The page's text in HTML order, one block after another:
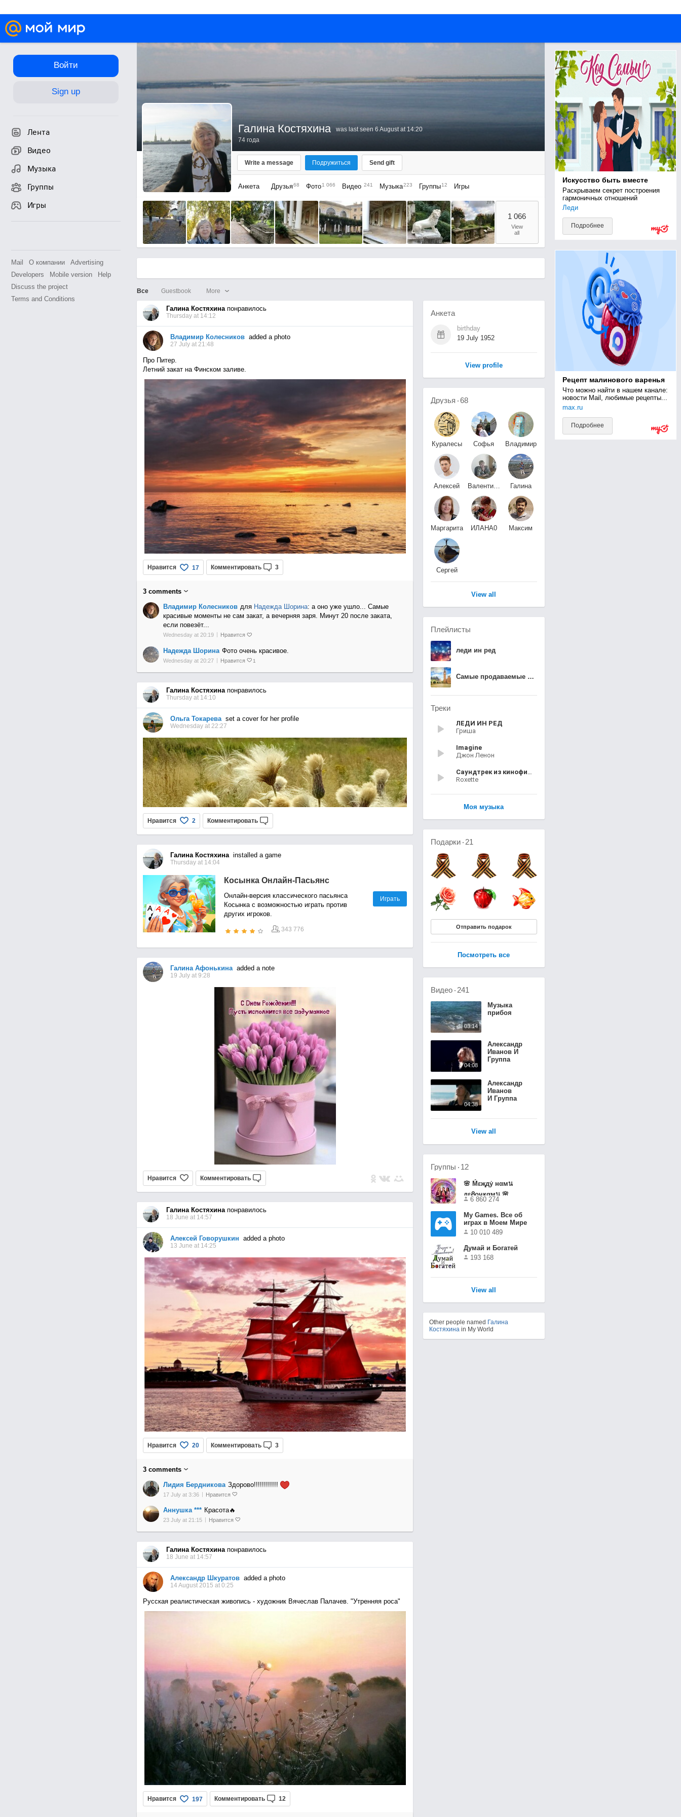
Войти
Sign up
Лента
Видео
Музыка
Группы
Игры
Mail О компании
Advertising
Developers
Mobile version
Help
Discuss the project
Terms and Conditions
Галина Костяхина
was last seen 6 August at 14:20
74 года
Write a message Подружиться Send gift
Анкета Друзья68 Фото 1 066 Видео 241 Музыка223 Группы 12 Игры
1 066
View
all
Все Guestbook More
Галина Костяхинапонравилось
Thursday at 14:12
Владимир Колесниковadded a photo
27 July at 21:48
Про Питер.
Летний закат на Финском заливе.
Нравится 17 Комментировать 3
3comments
Владимир Колесников для Надежда Шорина: а оно уже ушло... Самые
красивые моменты не сам закат, а вечерняя заря. Минут 20 после заката,
если повезёт...
Wednesday at 20:19 Нравится
Надежда Шорина Фото очень красивое.
Wednesday at 20:27 Нравится 1
Галина Костяхинапонравилось
Thursday at 14:10
Ольга Токареваset a cover for her profile
Wednesday at 22:27
Нравится 2 Комментировать
Галина Костяхинаinstalled a game
Thursday at 14:04
Косынка Онлайн-Пасьянс
Онлайн-версия классического пасьянса
Косынка с возможностью играть против
других игроков.
343 776
Играть
Галина Афонькинаadded a note
19 July at 9:28
Нравится Комментировать
Галина Костяхинапонравилось
18 June at 14:57
Алексей Говорушкин added a photo
13 June at 14:25
Нравится 20 Комментировать 3
3comments
Лидия Бердникова Здорово!!!!!!!!!!!!
17 July at 3:36 Нравится
Аннушка *** Красота🔥
23 July at 21:15 Нравится
Галина Костяхинапонравилось
18 June at 14:57
Александр Шкуратовadded a photo
14 August 2015 at 0:25
Русская реалистическая живопись - художник Вячеслав Палачев. "Утренняя роса"
Нравится 197 Комментировать 12
Анкета
birthday
19 July 1952
View profile
Искусство быть вместе
Раскрываем секрет построения
гармоничных отношений
Леди
Подробнее
Рецепт малинового варенья
Что можно найти в нашем канале:
новости Mail, любимые рецепты...
max.ru
Подробнее
Друзья 68
Куралесы
Софья
Владимир
Алексей
Валентина
Галина
Маргарита
ИЛАНА0
Максим
Cергей
View all
Плейлисты
леди ин ред
Самые продаваемые синглы в Британии
Треки
ЛЕДИ ИН РЕД
Гриша
Imagine
Джон Ленон
Саундтрек из кинофильма "Красотка"
Roxette
Моя музыка
Подарки 21
Отправить подарок
Посмотреть все
Видео 241
03:14
Музыка
прибоя
04:08
Александр
Иванов И
Группа
04:38
Александр
Иванов
И Группа
View all
Группы 12
🌸 Ḿεҗдẏ нαмน
дεᏰочҝαмน 🌸
6 860 274
Мy Games. Все об
играх в Моем Мире
10 010 489
Думай и Богатей
193 168
View all
Other people named Галина
Костяхина in My World